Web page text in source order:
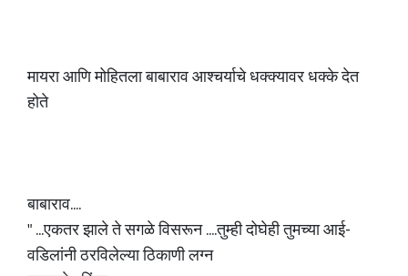
मायरा आणि मोहितला बाबाराव आश्चर्याचे धक्क्यावर धक्के देत
होते
बाबाराव....
" ...एकतर झाले ते सगळे विसरून ....तुम्ही दोघेही तुमच्या आई-
वडिलांनी ठरविलेल्या ठिकाणी लग्न